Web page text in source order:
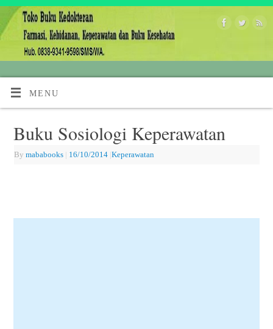
MENU
Buku Sosiologi Keperawatan
By mababooks | 16/10/2014 |Keperawatan